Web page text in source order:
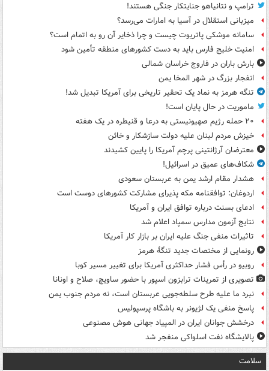
ترامپ و نتانیاهو جنایتکار جنگی هستند!
میزبانی استقلال در آسیا به امارات می‌رسد؟
سامانه موشکی پاتریوت چیست و چرا ذخایر آن رو به اتمام است؟
امنیت خلیج فارس باید به دست کشورهای منطقه تأمین شود
بارش باران در فاروج خراسان شمالی
انفجار بزرگ در شهر المخا یمن
تنگه هرمز به نماد یک تحقیر تاریخی برای آمریکا تبدیل شد!
ماموریت در حال پایان است!
۲۰ حمله رژیم صهیونیستی به درعا و قنیطره در یک هفته
خیزش مردم لبنان علیه دولت سازشکار و خائن
معترضان آرژانتینی پرچم آمریکا را پایین کشیدند
شکاف‌های عمیق در اسرائیل!
هشدار مقام ارشد یمن به عربستان سعودی
اردوغان: توافقنامه مکه پذیرای مشارکت کشورهای دوست است
ادعای بسنت درباره توافق ایران و آمریکا
نتایج آزمون مدارس سمپاد اعلام شد
تاثیرات منفی جنگ علیه ایران بر بازار کار آمریکا
رونمایی از مختصات جدید تنگۀ هرمز
روبیو در رأس فشار حداکثری آمریکا برای تغییر مسیر کوبا
تصویری از تمرینات ترابزون اسپور با حضور ساویچ، صلاح و اونانا
نبرد ما علیه طرح سلطه‌جویی عربستان است، نه مردم جنوب یمن
پاسخ منفی یک لژیونر به باشگاه پرسپولیس
درخشش جوانان ایران در المپیاد جهانی هوش مصنوعی
پالایشگاه نفت اسلواکی منفجر شد
سلامت